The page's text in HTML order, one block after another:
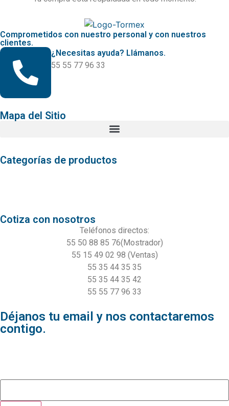
Comprometidos con nuestro personal y con nuestros
clientes.
¿Necesitas ayuda? Llámanos.
55 55 77 96 33
Mapa del Sitio
Categorías de productos
Cotiza con nosotros
Teléfonos directos:
55 50 88 85 76(Mostrador)
55 15 49 02 98 (Ventas)
55 35 44 35 35
55 35 44 35 42
55 55 77 96 33
Déjanos tu email y nos contactaremos
contigo.